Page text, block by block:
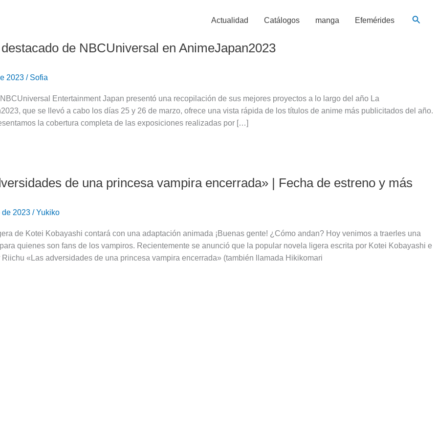
Actualidad Catálogos manga Efemérides
de NBCUniversal en AnimeJapan2023
2023 / Sofia
Entertainment Japan presentó una recopilación de sus mejores proyectos a lo largo del año La
que se llevó a cabo los días 25 y 26 de marzo, ofrece una vista rápida de los títulos de anime más publicitados del año.
la cobertura completa de las exposiciones realizadas por […]
de una princesa vampira encerrada» | Fecha de estreno y más
de 2023 /Yukiko
de Kotei Kobayashi contará con una adaptación animada ¡Buenas gente! ¿Cómo andan? Hoy venimos a traerles una
quienes son fans de los vampiros. Recientemente se anunció que la popular novela ligera escrita por Kotei Kobayashi e
Riichu «Las adversidades de una princesa vampira encerrada» (también llamada Hikikomari